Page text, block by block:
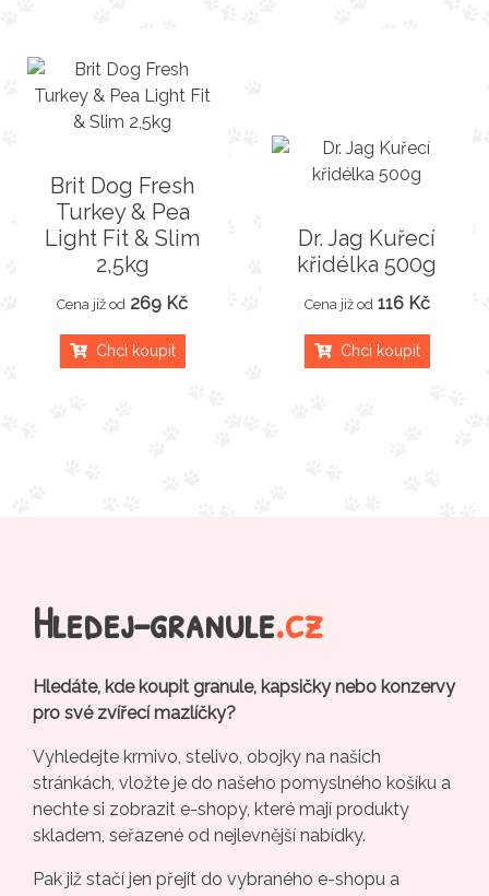
Brit Dog Fresh
Turkey & Pea
Light Fit & Slim
2,5kg
Cena již od 269 Kč
Chci koupit
Dr. Jag Kuřecí
křidélka 500g
Cena již od 116 Kč
Chci koupit
Hledej-granule.cz
Hledáte, kde koupit granule, kapsičky nebo konzervy
pro své zvířecí mazlíčky?
Vyhledejte krmivo, stelivo, obojky na našich
stránkách, vložte je do našeho pomyslného košíku a
nechte si zobrazit e-shopy, které mají produkty
skladem, seřazené od nejlevnější nabídky.
Pak již stačí jen přejít do vybraného e-shopu a